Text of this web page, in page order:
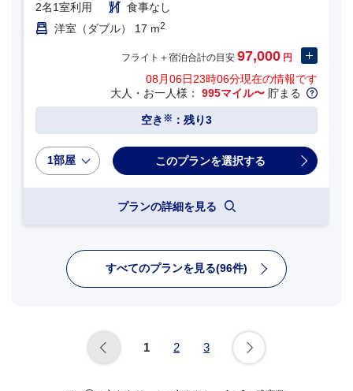
2名1室利用
食事なし
洋室（ダブル） 17 m2
フライト＋宿泊合計の目安 97,000 円
08月06日23時06分現在の情報です
大人・お一人様： 995マイル〜 貯まる
空き ※ ：残り3
1部屋
プランの詳細を見る
すべてのプランを見る(96件)
1 2 3